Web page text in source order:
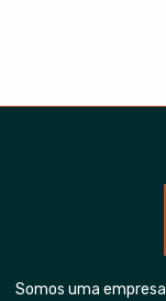
Somos uma